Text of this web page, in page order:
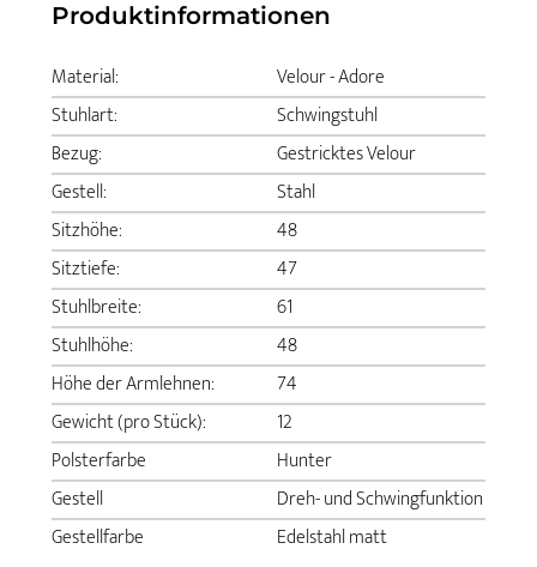
Produktinformationen
Material:
Velour - Adore
Stuhlart:
Schwingstuhl
Bezug:
Gestricktes Velour
Gestell:
Stahl
Sitzhöhe:
48
Sitztiefe:
47
Stuhlbreite:
61
Stuhlhöhe:
48
Höhe der Armlehnen:
74
Gewicht (pro Stück):
12
Polsterfarbe
Hunter
Gestell
Dreh- und Schwingfunktion
Gestellfarbe
Edelstahl matt